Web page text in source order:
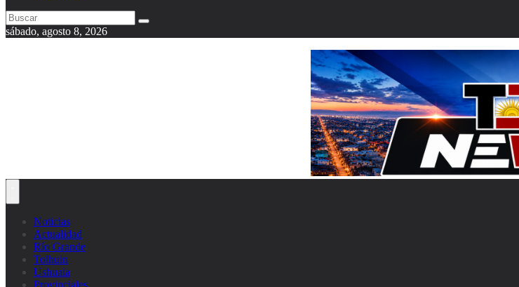
sábado, agosto 8, 2026
Noticias
Actualidad
Río Grande
Tolhuin
Ushuaia